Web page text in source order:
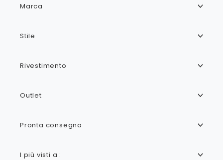
Marca
Stile
Rivestimento
Outlet
Pronta consegna
I più visti a :